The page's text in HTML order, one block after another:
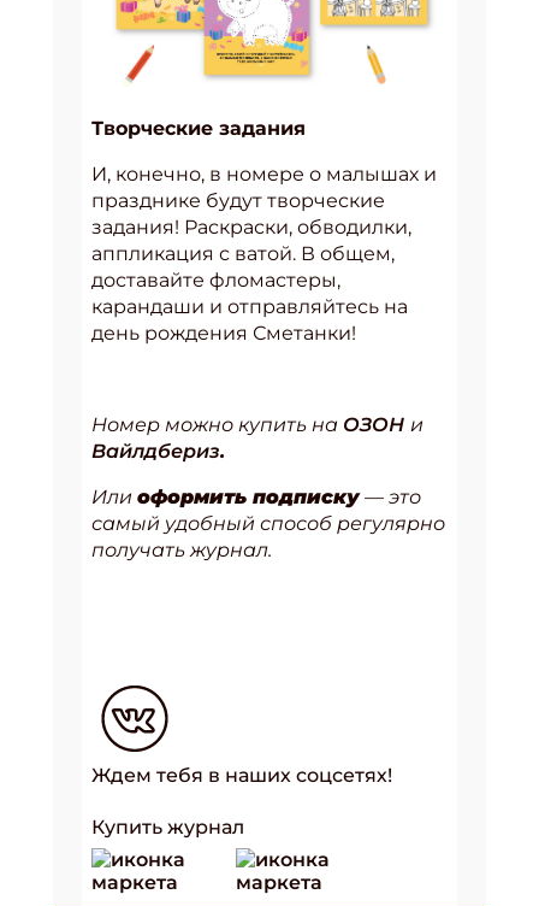
Творческие задания
И, конечно, в номере о малышах и
празднике будут творческие
задания! Раскраски, обводилки,
аппликация с ватой. В общем,
доставайте фломастеры,
карандаши и отправляйтесь на
день рождения Сметанки!
Номер можно купить на ОЗОН и
Вайлдбериз.
Или оформить подписку— это
самый удобный способ регулярно
получать журнал.
Ждем тебя в наших соцсетях!
Купить журнал